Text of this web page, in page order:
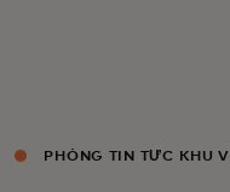
PHÒNG TIN TỨC KHU